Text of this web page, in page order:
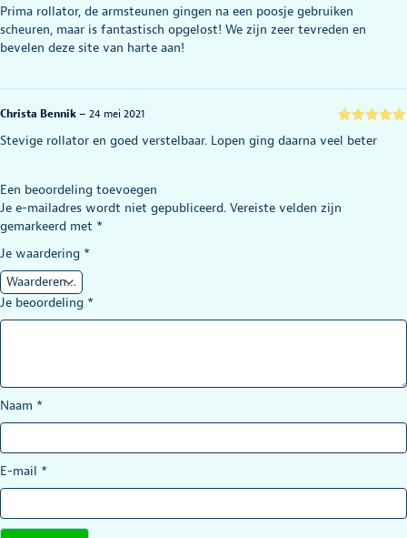
5uit 5
Prima rollator, de armsteunen gingen na een poosje gebruiken
scheuren, maar is fantastisch opgelost! We zijn zeer tevreden en
bevelen deze site van harte aan!
5 uit 5
Christa Bennik – 24 mei 2021
Stevige rollator en goed verstelbaar. Lopen ging daarna veel beter
Een beoordeling toevoegen
Je e-mailadres wordt niet gepubliceerd. Vereiste velden zijn
gemarkeerd met *
Je waardering *
Je beoordeling *
Naam *
E-mail *